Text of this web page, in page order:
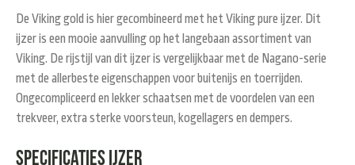
De Viking gold is hier gecombineerd met het Viking pure ijzer. Dit
ijzer is een mooie aanvulling op het langebaan assortiment van
Viking. De rijstijl van dit ijzer is vergelijkbaar met de Nagano-serie
met de allerbeste eigenschappen voor buitenijs en toerrijden.
Ongecompliceerd en lekker schaatsen met de voordelen van een
trekveer, extra sterke voorsteun, kogellagers en dempers.
Specificaties ijzer